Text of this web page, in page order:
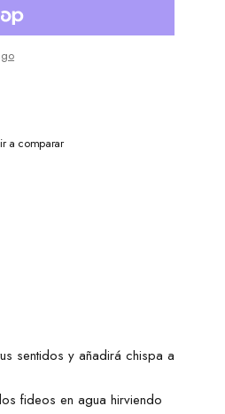
a comparar
sentidos y añadirá chispa a
fideos en agua hirviendo